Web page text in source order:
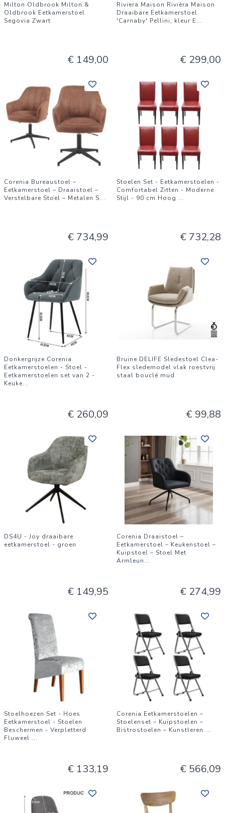
Milton Oldbrook Milton &
Oldbrook Eetkamerstoel
Segovia Zwart
€ 149,00
Riviera Maison Rivièra Maison
Draaibare Eetkamerstoel
'Carnaby' Pellini, kleur E...
€ 299,00
Corenia Bureaustoel –
Eetkamerstoel – Draaistoel –
Verstelbare Stoel – Metalen S...
€ 734,99
Stoelen Set - Eetkamerstoelen -
Comfortabel Zitten - Moderne
Stijl - 90 cm Hoog ...
€ 732,28
Donkergrijze Corenia
Eetkamerstoelen - Stoel -
Eetkamerstoelen set van 2 -
Keuke...
€ 260,09
Bruine DELIFE Sledestoel Clea-
Flex sledemodel vlak roestvrij
staal bouclé mud
€ 99,88
DS4U - Joy draaibare
eetkamerstoel - groen
€ 149,95
Corenia Draaistoel –
Eetkamerstoel – Keukenstoel –
Kuipstoel – Stoel Met
Armleun...
€ 274,99
Stoelhoezen Set - Hoes
Eetkamerstoel - Stoelen
Beschermen - Verpletterd
Fluweel ...
€ 133,19
Corenia Eetkamerstoelen –
Stoelenset – Kuipstoelen –
Bistrostoelen – Kunstleren ...
€ 566,09